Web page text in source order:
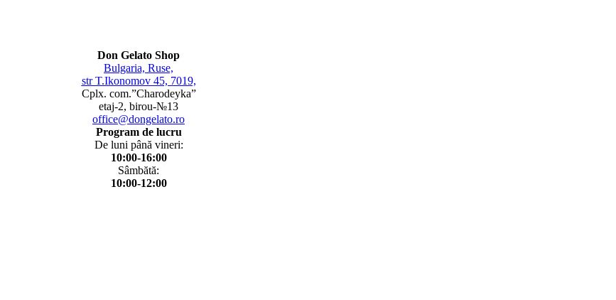
Don Gelato Shop
Bulgaria, Ruse,
str T.Ikonomov 45, 7019,
Cplx. com.”Charodeyka”
etaj-2, birou-№13
office@dongelato.ro
Program de lucru
De luni până vineri:
10:00-16:00
Sâmbătă:
10:00-12:00